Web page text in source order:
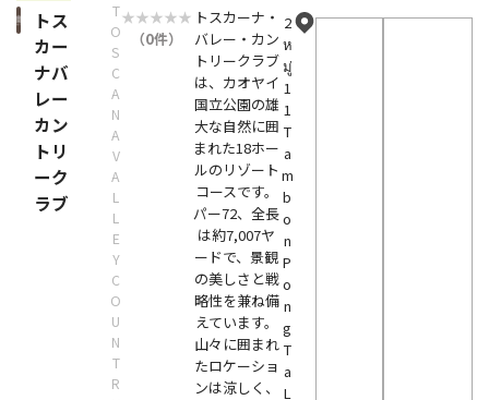
トス
カー
ナバ
レー
カン
トリ
ーク
ラブ
T
O
S
C
A
N
A
V
A
L
L
E
Y
C
O
U
N
T
R
（0件）
トスカーナ・
バレー・カン
トリークラブ
は、カオヤイ
国立公園の雄
大な自然に囲
まれた18ホー
ルのリゾート
コースです。
パー72、全長
は約7,007ヤ
ードで、景観
の美しさと戦
略性を兼ね備
えています。
山々に囲まれ
たロケーショ
ンは涼しく、
2
ห
มู่
1
1
T
a
m
b
o
n
P
o
n
g
T
a
L